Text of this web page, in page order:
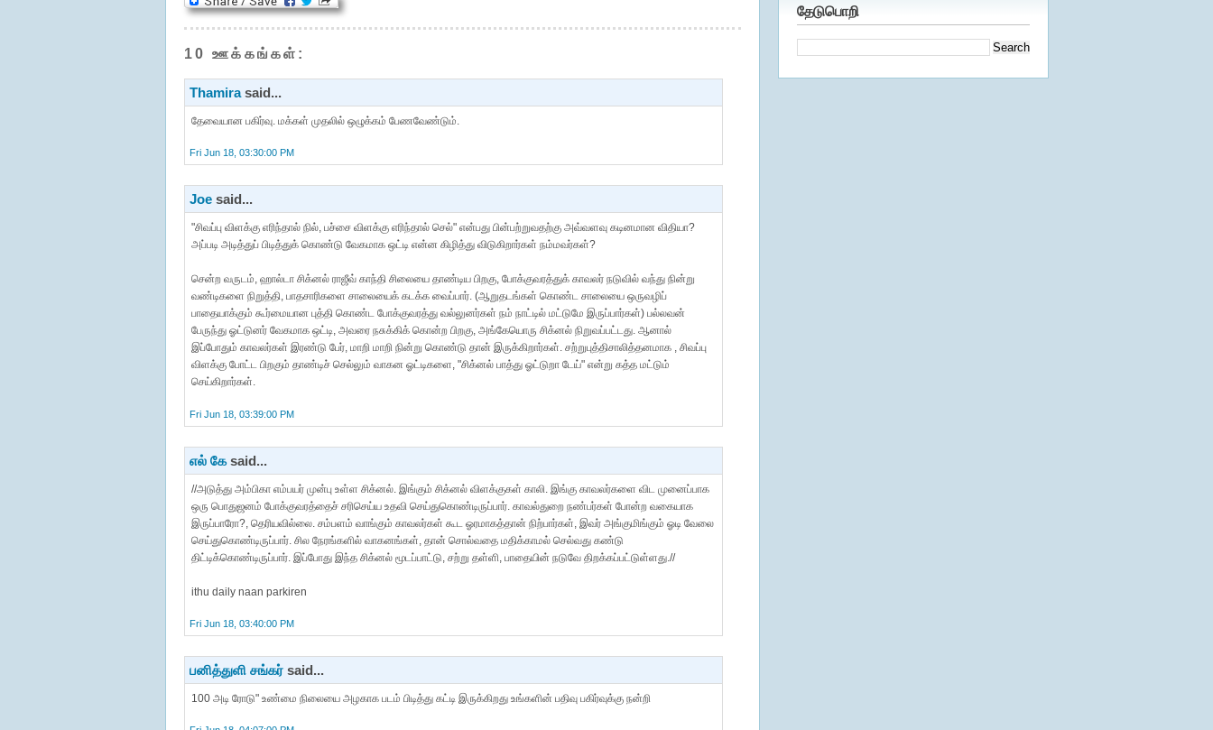
10 ஊக்கங்கள்:
Thamirasaid...
தேவையான பகிர்வு. மக்கள் முதலில் ஒழுக்கம் பேணவேண்டும்.
Fri Jun 18, 03:30:00 PM
Joesaid...
"சிவப்பு விளக்கு எரிந்தால் நில், பச்சை விளக்கு எரிந்தால் செல்" என்பது பின்பற்றுவதற்கு அவ்வளவு கடினமான விதியா?
அப்படி அடித்துப் பிடித்துக் கொண்டு வேகமாக ஒட்டி என்ன கிழித்து விடுகிறார்கள் நம்மவர்கள்?
சென்ற வருடம், ஹால்டா சிக்னல் ராஜீவ் காந்தி சிலையை தாண்டிய பிறகு, போக்குவரத்துக் காவலர் நடுவில் வந்து நின்று
வண்டிகளை நிறுத்தி, பாதசாரிகளை சாலையைக் கடக்க வைப்பார். (ஆறுதடங்கள் கொண்ட சாலையை ஒருவழிப்
பாதையாக்கும் கூர்மையான புத்தி கொண்ட போக்குவரத்து வல்லுனர்கள் நம் நாட்டில் மட்டுமே இருப்பார்கள்) பல்லவன்
பேருந்து ஓட்டுனர் வேகமாக ஒட்டி, அவரை நசுக்கிக் கொன்ற பிறகு, அங்கேயொரு சிக்னல் நிறுவப்பட்டது. ஆனால்
இப்போதும் காவலர்கள் இரண்டு பேர், மாறி மாறி நின்று கொண்டு தான் இருக்கிறார்கள். சற்றுபுத்திசாலித்தனமாக , சிவப்பு
விளக்கு போட்ட பிறகும் தாண்டிச் செல்லும் வாகன ஓட்டிகளை, "சிக்னல் பாத்து ஓட்டுறா டேய்" என்று கத்த மட்டும்
செய்கிறார்கள்.
Fri Jun 18, 03:39:00 PM
எல் கேsaid...
//அடுத்து அம்பிகா எம்பயர் முன்பு உள்ள சிக்னல். இங்கும் சிக்னல் விளக்குகள் காலி. இங்கு காவலர்களை விட முனைப்பாக
ஒரு பொதுஜனம் போக்குவரத்தைச் சரிசெய்ய உதவி செய்துகொண்டிருப்பார். காவல்துறை நண்பர்கள் போன்ற வகையாக
இருப்பாரோ?, தெரியவில்லை. சம்பளம் வாங்கும் காவலர்கள் கூட ஓரமாகத்தான் நிற்பார்கள், இவர் அங்குமிங்கும் ஓடி வேலை
செய்துகொண்டிருப்பார். சில நேரங்களில் வாகனங்கள், தான் சொல்வதை மதிக்காமல் செல்வது கண்டு
திட்டிக்கொண்டிருப்பார். இப்போது இந்த சிக்னல் மூடப்பாட்டு, சற்று தள்ளி, பாதையின் நடுவே திறக்கப்பட்டுள்ளது.//
ithu daily naan parkiren
Fri Jun 18, 03:40:00 PM
பனித்துளி சங்கர்said...
100 அடி ரோடு" உண்மை நிலையை அழகாக படம் பிடித்து கட்டி இருக்கிறது உங்களின் பதிவு பகிர்வுக்கு நன்றி
தேடுபொறி